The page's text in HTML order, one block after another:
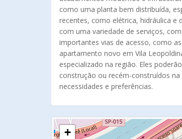
como uma planta bem distribuída,
recentes, como elétrica, hidráulica e
com uma variedade de serviços,
importantes vias de acesso, como
apartamento novo em Vila
especializado na região. Eles
construção ou recém-construídos
necessidades e preferências.
+